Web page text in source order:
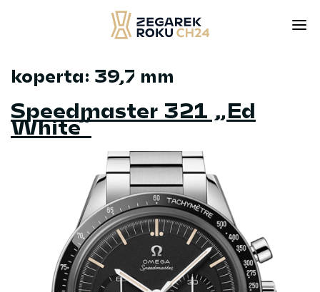
Skip
content
koperta: 39,7 mm
Speedmaster 321 „Ed
White”